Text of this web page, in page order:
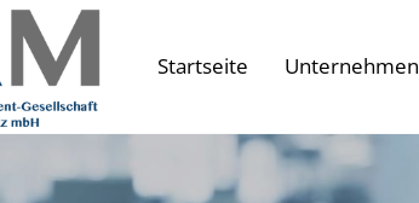
Startseite Unternehmen